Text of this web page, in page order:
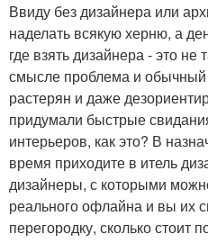
Ввиду без дизайнера или
наделать всякую херню, а
где взять дизайнера - это не
смысле проблема и обычный
растерян и даже
придумали быстрые
интерьеров, как это? В
время приходите в итель
дизайнеры, с которыми
реального офлайна и вы их
перегородку, сколько стоит